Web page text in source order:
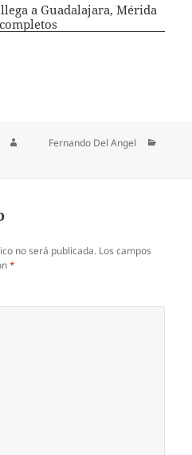
a Guadalajara, Mérida
Fernando Del Angel
no será publicada. Los campos
*